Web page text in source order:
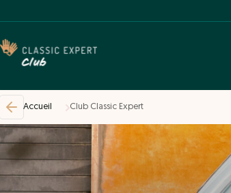
Accueil Club Classic Expert